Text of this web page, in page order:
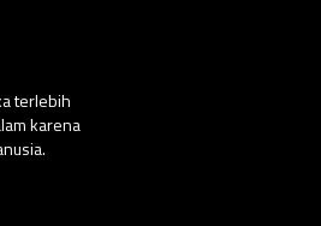
terlebih
karena